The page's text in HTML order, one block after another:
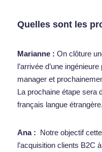
Quelles sont les
Marianne : On clôture
l’arrivée d’une
manager et
La prochaine étape sera
français langue
Ana : Notre objectif
l’acquisition clients B2C